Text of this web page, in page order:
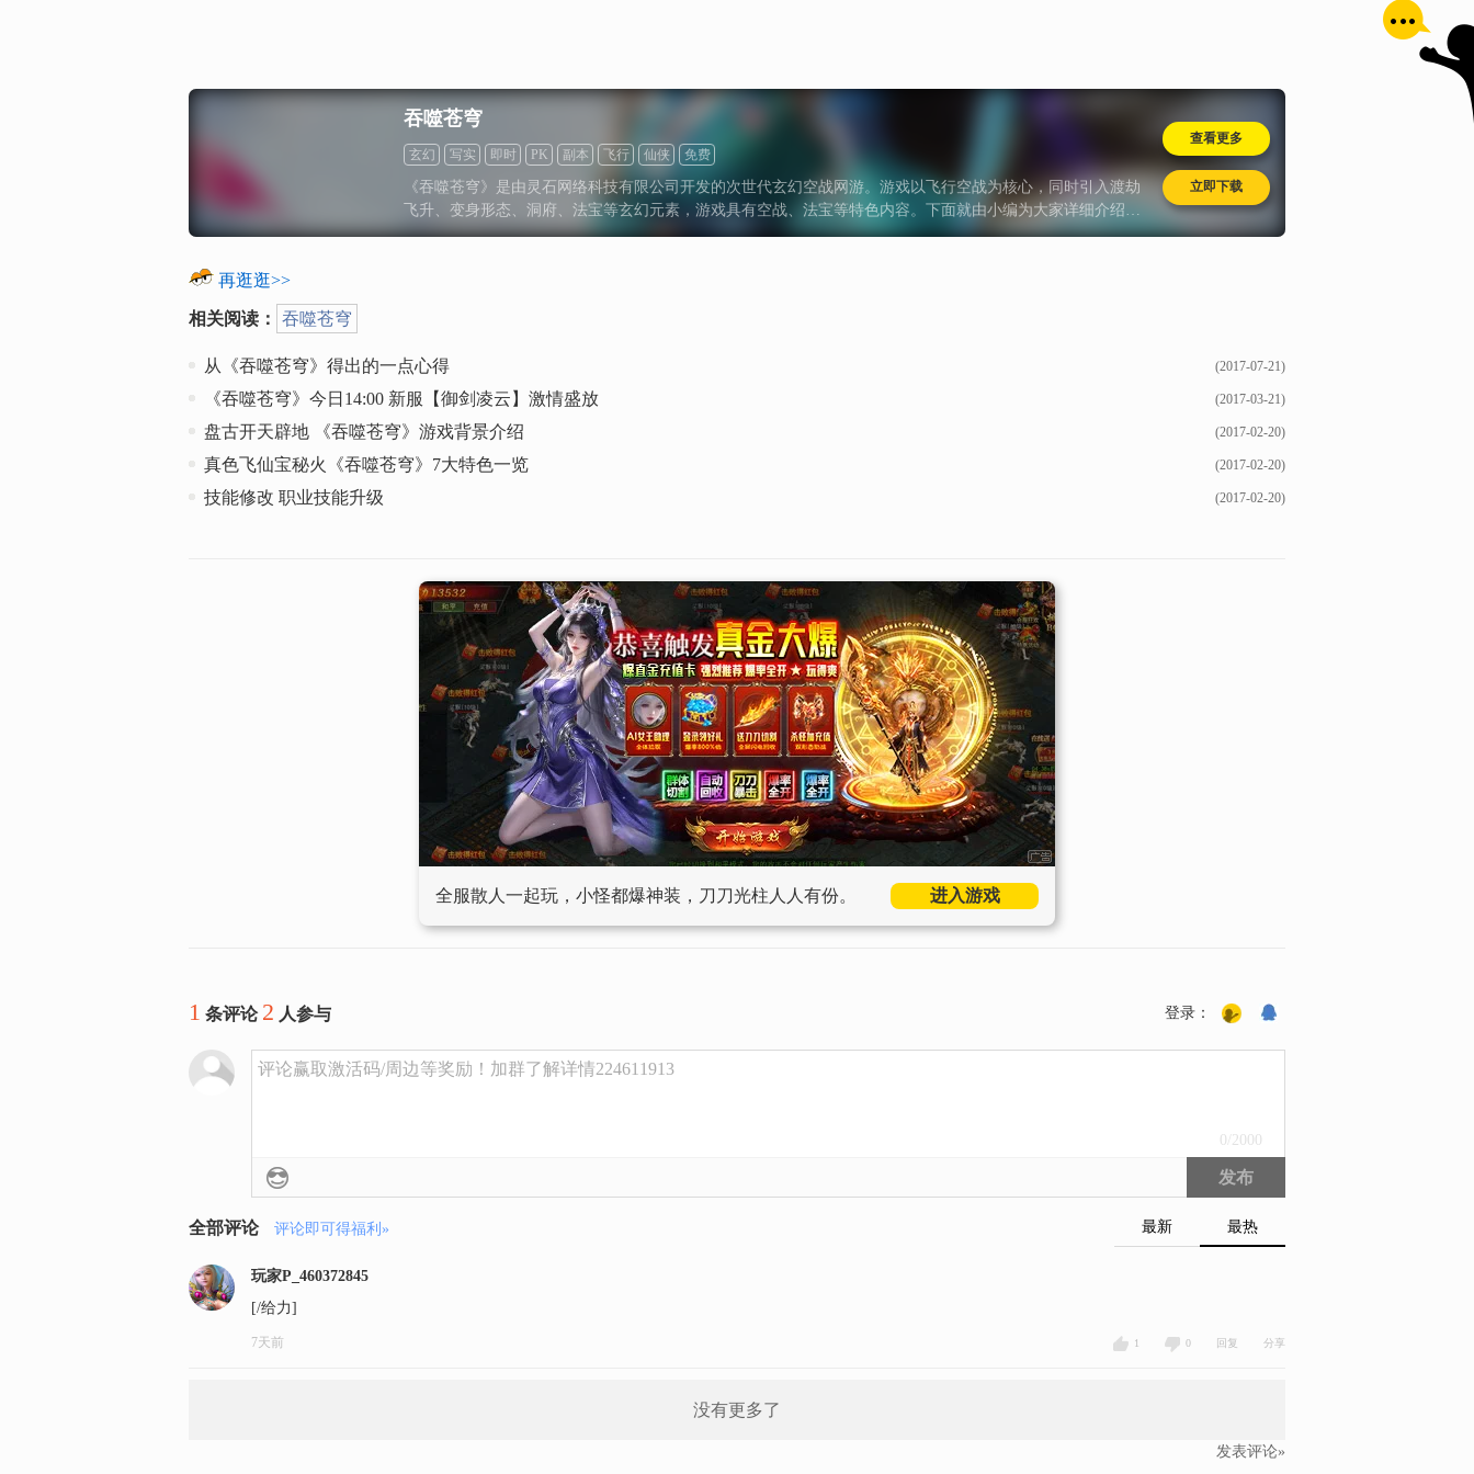
吞噬苍穹
玄幻 写实 即时 PK 副本 飞行 仙侠 免费
《吞噬苍穹》是由灵石网络科技有限公司开发的次世代玄幻空战网游。游戏以飞行空战为核心，同时引入渡劫
飞升、变身形态、洞府、法宝等玄幻元素，游戏具有空战、法宝等特色内容。下面就由小编为大家详细介绍一
下这款修
查看更多
立即下载
再逛逛>>
相关阅读： 吞噬苍穹
(2017-07-21)
从《吞噬苍穹》得出的一点心得
(2017-03-21)
《吞噬苍穹》今日14:00 新服【御剑凌云】激情盛放
(2017-02-20)
盘古开天辟地 《吞噬苍穹》游戏背景介绍
(2017-02-20)
真色飞仙宝秘火《吞噬苍穹》7大特色一览
(2017-02-20)
技能修改 职业技能升级
全服散人一起玩，小怪都爆神装，刀刀光柱人人有份。 进入游戏
1 条评论 2 人参与 登录：
评论赢取激活码/周边等奖励！加群了解详情224611913
0 /2000
发布
全部评论 评论即可得福利» 最新 最热
玩家P_460372845
[/给力]
7天前 1 0 回复 分享
没有更多了
发表评论»